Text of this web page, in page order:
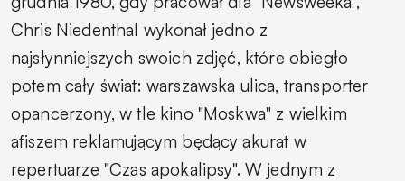
Chris Niedenthal wykonał jedno z
najsłynniejszych swoich zdjęć, które obiegło
potem cały świat: warszawska ulica, transporter
opancerzony, w tle kino "Moskwa" z wielkim
afiszem reklamującym będący akurat w
repertuarze "Czas apokalipsy". W jednym z